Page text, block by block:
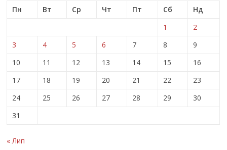
Пн
Вт Ср Чт Пт Сб
Нд
1
2
3
4 5 6 7 8
9
10
11 12 13 14 15
16
17
18 19 20 21 22
23
24
25 26 27 28 29
30
31
« Лип